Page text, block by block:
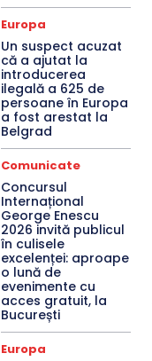
Europa
Un suspect acuzat
că a ajutat la
introducerea
ilegală a 625 de
persoane în Europa
a fost arestat la
Belgrad
Comunicate
Concursul
Internațional
George Enescu
2026 invită publicul
în culisele
excelenței: aproape
o lună de
evenimente cu
acces gratuit, la
București
Europa